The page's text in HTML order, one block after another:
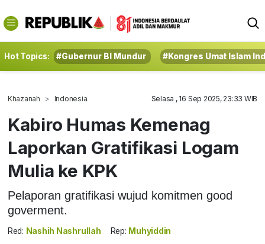
Hot Topics: #Gubernur BI Mundur #Kongres Umat Islam
Khazanah Indonesia Selasa , 16 Sep 2025, 23:33 WIB
Kabiro Humas Kemenag
Laporkan Gratifikasi Logam
Mulia ke KPK
Pelaporan gratifikasi wujud komitmen good
goverment.
Red: Nashih Nashrullah Rep: Muhyiddin